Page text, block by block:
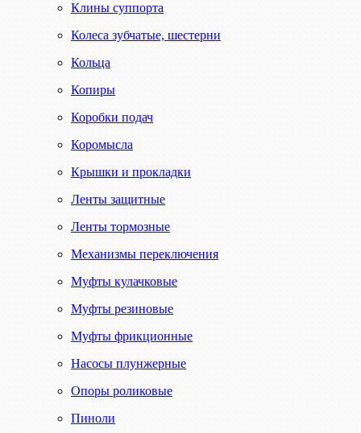
Клины суппорта
Колеса зубчатые, шестерни
Кольца
Копиры
Коробки подач
Коромысла
Крышки и прокладки
Ленты защитные
Ленты тормозные
Механизмы переключения
Муфты кулачковые
Муфты резиновые
Муфты фрикционные
Насосы плунжерные
Опоры роликовые
Пиноли